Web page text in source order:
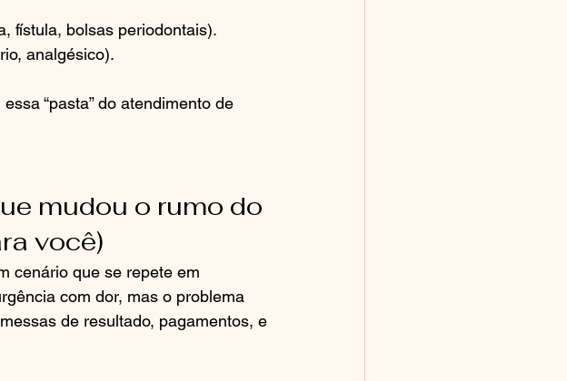
fístula, bolsas periodontais).
analgésico).
“pasta” do atendimento de
mudou o rumo do
você)
cenário que se repete em
com dor, mas o problema
de resultado, pagamentos, e